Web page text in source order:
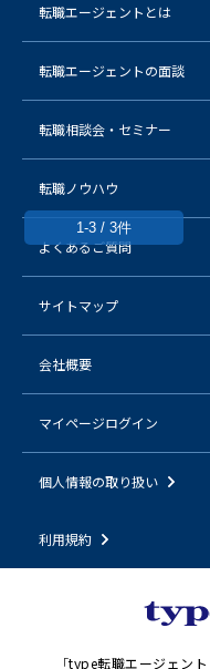
1-3 / 3件
転職エージェントとは
転職エージェントの面談
転職相談会・セミナー
転職ノウハウ
よくあるご質問
サイトマップ
会社概要
マイページログイン
個人情報の取り扱い
利用規約
「type転職エージェント